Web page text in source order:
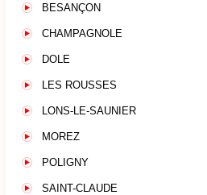
BESANÇON
CHAMPAGNOLE
DOLE
LES ROUSSES
LONS-LE-SAUNIER
MOREZ
POLIGNY
SAINT-CLAUDE